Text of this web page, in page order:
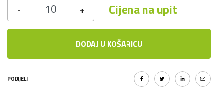
- + Cijena na upit
DODAJ U KOŠARICU
PODIJELI